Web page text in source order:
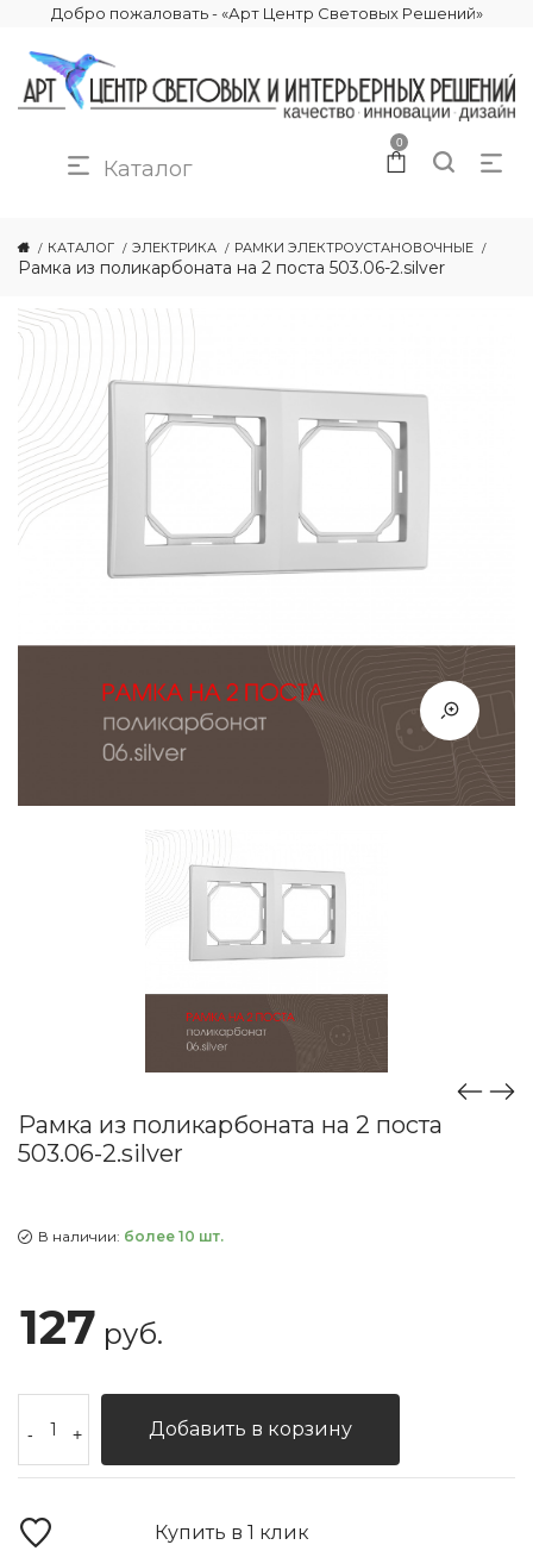
Добро пожаловать - «Арт Центр Световых Решений»
Каталог
0
КАТАЛОГ ЭЛЕКТРИКА РАМКИ ЭЛЕКТРОУСТАНОВОЧНЫЕ
Рамка из поликарбоната на 2 поста 503.06-2.silver
Рамка из поликарбоната на 2 поста
503.06-2.silver
В наличии: более 10 шт.
127 руб.
- + Добавить в корзину
Купить в 1 клик